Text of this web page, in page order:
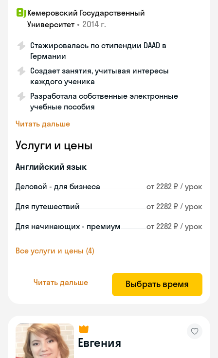
Кемеровский Государственный
Университет • 2014 г.
Стажировалась по стипендии DAAD в
Германии
Создает занятия, учитывая интересы
каждого ученика
Разработала собственные электронные
учебные пособия
Читать дальше
Услуги и цены
Английский язык
Деловой - для бизнеса от 2282 ₽ / урок
Для путешествий от 2282 ₽ / урок
Для начинающих - премиум от 2282 ₽ / урок
Все услуги и цены (4)
Читать дальше Выбрать время
Евгения